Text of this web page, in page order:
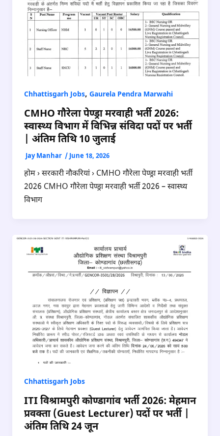
Chhattisgarh Jobs, Gaurela Pendra Marwahi
CMHO गौरेला पेण्ड्रा मरवाही भर्ती 2026:
स्वास्थ्य विभाग में विभिन्न संविदा पदों पर भर्ती
| अंतिम तिथि 10 जुलाई
Jay Manhar / June 18, 2026
होम › सरकारी नौकरियां › CMHO गौरेला पेण्ड्रा मरवाही भर्ती
2026 CMHO गौरेला पेण्ड्रा मरवाही भर्ती 2026 – स्वास्थ्य
विभाग
Chhattisgarh Jobs
ITI विश्रामपुरी कोण्डागांव भर्ती 2026: मेहमान
प्रवक्ता (Guest Lecturer) पदों पर भर्ती |
अंतिम तिथि 24 जून